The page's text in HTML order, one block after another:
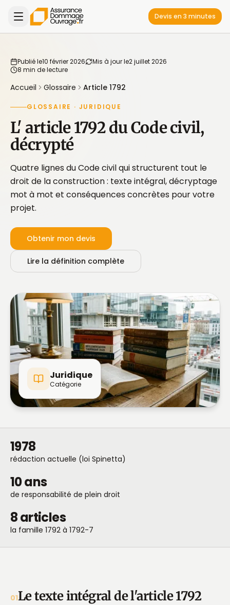
Devis en 3 minutes
Publié le10 février 2026 Mis à jour le2 juillet 2026
8 min de lecture
Accueil Glossaire Article 1792
GLOSSAIRE · JURIDIQUE
L' article 1792 du Code civil,
décrypté
Quatre lignes du Code civil qui structurent tout le
droit de la construction : texte intégral, décryptage
mot à mot et conséquences concrètes pour votre
projet.
Obtenir mon devis
Lire la définition complète
Juridique
Catégorie
1978
rédaction actuelle (loi Spinetta)
10 ans
de responsabilité de plein droit
8 articles
la famille 1792 à 1792-7
01Le texte intégral de l'article 1792